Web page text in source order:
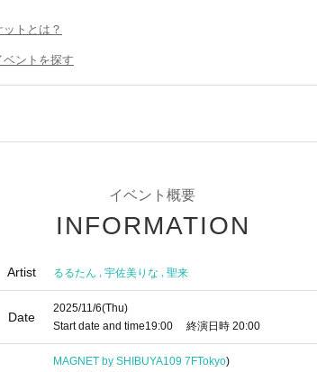
トとは？
ベントを探す
イベント概要
INFORMATION
Artist るるたん , 宇佐美りな , 聖来
Date
2025/11/6(Thu)
Start date and time19:00 終演日時 20:00
MAGNET by SHIBUYA109 7FTokyo)